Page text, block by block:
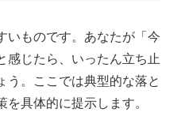
いものです。あなたが「今
感じたら、いったん立ち止
う。ここでは典型的な落と
具体的に提示します。